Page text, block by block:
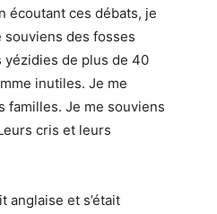
écoutant ces débats, je
souviens des fosses
yézidies de plus de 40
inutiles. Je me
familles. Je me souviens
cris et leurs
anglaise et s’était